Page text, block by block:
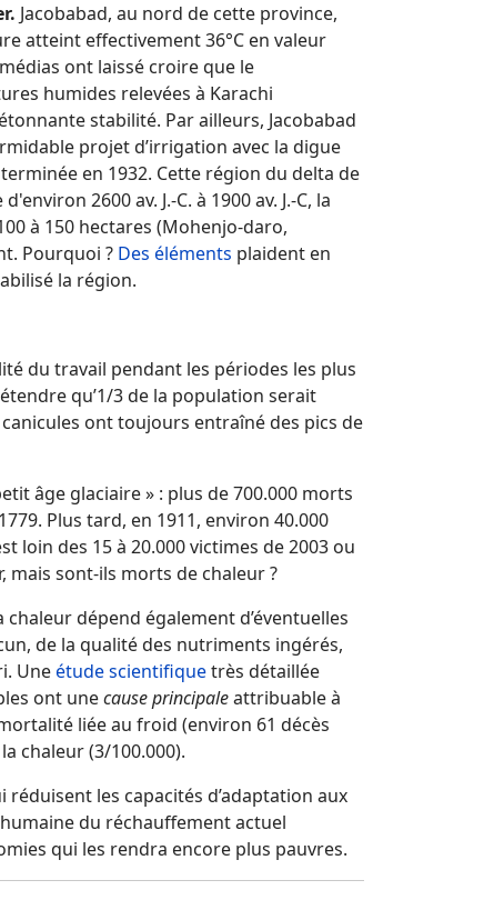
Jacobabad, au nord de cette province,
atteint effectivement 36°C en valeur
ont laissé croire que le
humides relevées à Karachi
stabilité. Par ailleurs, Jacobabad
projet d’irrigation avec la digue
en 1932. Cette région du delta de
2600 av. J.-C. à 1900 av. J.-C, la
à 150 hectares (Mohenjo-daro,
Pourquoi ? Des éléments plaident en
la région.
du travail pendant les périodes les plus
qu’1/3 de la population serait
ont toujours entraîné des pics de
âge glaciaire » : plus de 700.000 morts
Plus tard, en 1911, environ 40.000
loin des 15 à 20.000 victimes de 2003 ou
mais sont-ils morts de chaleur ?
dépend également d’éventuelles
de la qualité des nutriments ingérés,
Uneétude scientifiquetrès détaillée
ont unecause principaleattribuable à
liée au froid (environ 61 décès
chaleur (3/100.000).
les capacités d’adaptation aux
du réchauffement actuel
qui les rendra encore plus pauvres.